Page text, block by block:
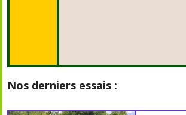
Nos derniers essais :